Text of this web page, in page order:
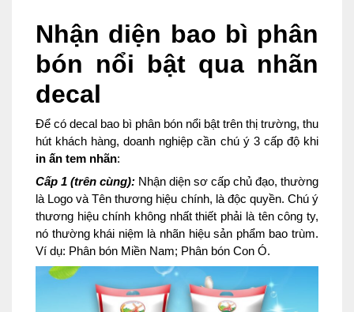
Nhận diện bao bì phân
bón nổi bật qua nhãn
decal
Để có decal bao bì phân bón nổi bật trên thị trường, thu
hút khách hàng, doanh nghiệp cần chú ý 3 cấp độ khi
in ấn tem nhãn:
Cấp 1 (trên cùng): Nhận diện sơ cấp chủ đạo, thường
là Logo và Tên thương hiệu chính, là độc quyền. Chú ý
thương hiệu chính không nhất thiết phải là tên công ty,
nó thường khái niệm là nhãn hiệu sản phẩm bao trùm.
Ví dụ: Phân bón Miền Nam; Phân bón Con Ó.